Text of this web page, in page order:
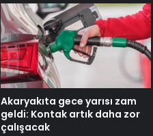
Akaryakıta gece yarısı zam
geldi: Kontak artık daha zor
çalışacak